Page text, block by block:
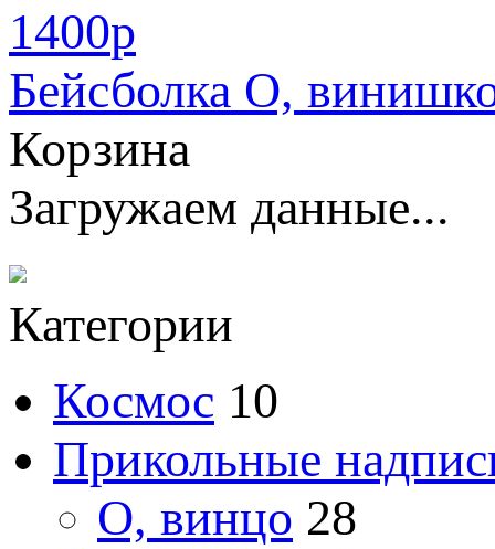
1400p
Бейсболка О,
Корзина
Загружаем данные...
Категории
Космос 10
Прикольные
О, винцо 28